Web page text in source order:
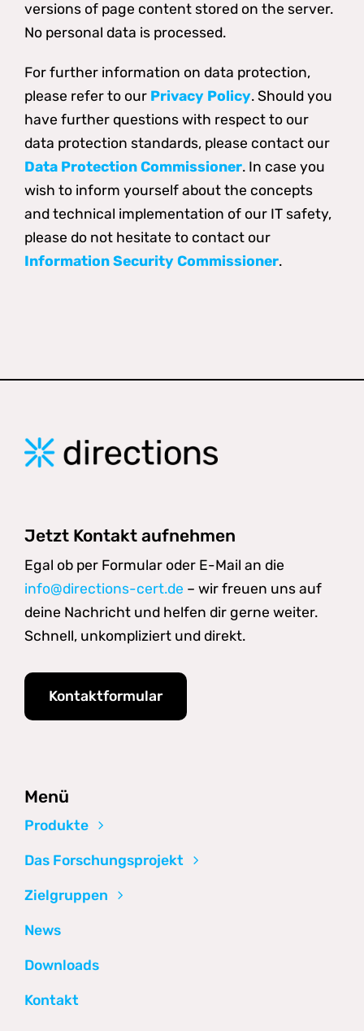
versions of page content stored on the server.
No personal data is processed.
For further information on data protection,
please refer to our Privacy Policy. Should you
have further questions with respect to our
data protection standards, please contact our
Data Protection Commissioner. In case you
wish to inform yourself about the concepts
and technical implementation of our IT safety,
please do not hesitate to contact our
Information Security Commissioner.
Jetzt Kontakt aufnehmen
Egal ob per Formular oder E-Mail an die
info@directions-cert.de – wir freuen uns auf
deine Nachricht und helfen dir gerne weiter.
Schnell, unkompliziert und direkt.
Kontaktformular
Menü
Produkte
Das Forschungsprojekt
Zielgruppen
News
Downloads
Kontakt